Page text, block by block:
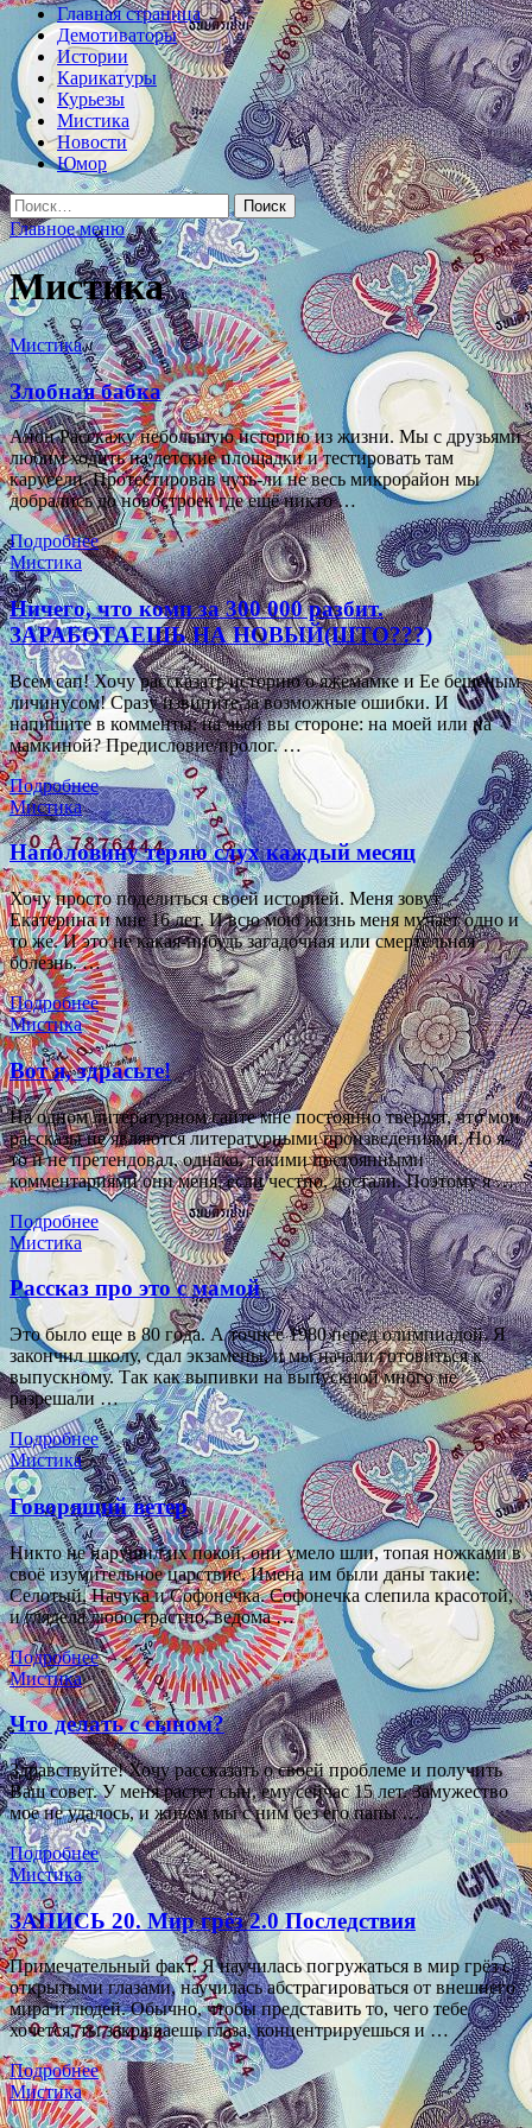
Главная страница
Демотиваторы
Истории
Карикатуры
Курьезы
Мистика
Новости
Юмор
Найти:
Главное меню
Мистика
Мистика
Злобная бабка
Анон Расскажу небольшую историю из жизни. Мы с друзьями
любим ходить на детские площадки и тестировать там
карусели. Протестировав чуть-ли не весь микрорайон мы
добрались до новостроек где ещё никто …
Подробнее
Мистика
Ничего, что комп за 300 000 разбит.
ЗАРАБОТАЕШЬ НА НОВЫЙ(ШТО???)
Всем сап! Хочу рассказать историю о яжемамке и Ее бешеным
личинусом! Сразу извините за возможные ошибки. И
напишите в комменты: на чьей вы стороне: на моей или на
мамкиной? Предисловие/пролог. …
Подробнее
Мистика
Наполовину теряю слух каждый месяц
Хочу просто поделиться своей историей. Меня зовут
Екатерина и мне 16 лет. И всю мою жизнь меня мучает одно и
то же. И это не какая-нибудь загадочная или смертельная
болезнь. …
Подробнее
Мистика
Вот я, здрасьте!
На одном литературном сайте мне постоянно твердят, что мои
рассказы не являются литературными произведениями. Но я-
то и не претендовал, однако, такими постоянными
комментариями они меня, если честно, достали. Поэтому я …
Подробнее
Мистика
Рассказ про это с мамой
Это было еще в 80 года. А точнее 1980 перед олимпиадой. Я
закончил школу, сдал экзамены, и мы начали готовиться к
выпускному. Так как выпивки на выпускной много не
разрешали …
Подробнее
Мистика
Говорящий ветер
Никто не нарушил их покой, они умело шли, топая ножками в
своё изумительное царствие. Имена им были даны такие:
Селотый, Начука и Софонечка. Софонечка слепила красотой,
и глядела любострастно, ведома …
Подробнее
Мистика
Что делать с сыном?
Здравствуйте! Хочу рассказать о своей проблеме и получить
Ваш совет. У меня растет сын, ему сейчас 15 лет. Замужество
мое не удалось, и живем мы с ним без его папы …
Подробнее
Мистика
ЗАПИСЬ 20. Мир грёз 2.0 Последствия
Примечательный факт. Я научилась погружаться в мир грёз с
открытыми глазами, научилась абстрагироваться от внешнего
мира и людей. Обычно, чтобы представить то, чего тебе
хочется, ты закрываешь глаза, концентрируешься и …
Подробнее
Мистика